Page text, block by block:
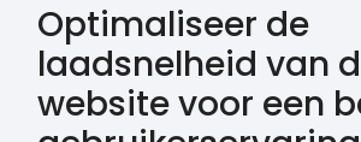
Optimaliseer de
laadsnelheid van
website voor een